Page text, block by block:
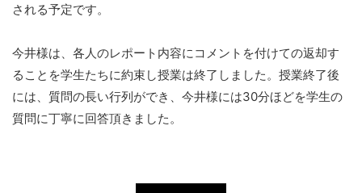
される予定です。
今井様は、各人のレポート内容にコメントを付けての返却す
ることを学生たちに約束し授業は終了しました。授業終了後
には、質問の長い行列ができ、今井様には30分ほどを学生の
質問に丁寧に回答頂きました。